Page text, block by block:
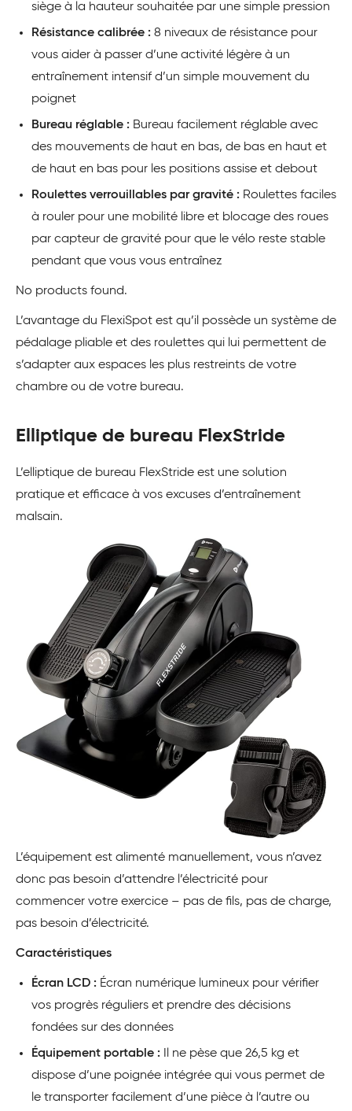
siège à la hauteur souhaitée par une simple pression
Résistance calibrée : 8 niveaux de résistance pour
vous aider à passer d’une activité légère à un
entraînement intensif d’un simple mouvement du
poignet
Bureau réglable : Bureau facilement réglable avec
des mouvements de haut en bas, de bas en haut et
de haut en bas pour les positions assise et debout
Roulettes verrouillables par gravité : Roulettes faciles
à rouler pour une mobilité libre et blocage des roues
par capteur de gravité pour que le vélo reste stable
pendant que vous vous entraînez
No products found.
L’avantage du FlexiSpot est qu’il possède un système de
pédalage pliable et des roulettes qui lui permettent de
s’adapter aux espaces les plus restreints de votre
chambre ou de votre bureau.
Elliptique de bureau FlexStride
L’elliptique de bureau FlexStride est une solution
pratique et efficace à vos excuses d’entraînement
malsain.
L’équipement est alimenté manuellement, vous n’avez
donc pas besoin d’attendre l’électricité pour
commencer votre exercice – pas de fils, pas de charge,
pas besoin d’électricité.
Caractéristiques
Écran LCD : Écran numérique lumineux pour vérifier
vos progrès réguliers et prendre des décisions
fondées sur des données
Équipement portable : Il ne pèse que 26,5 kg et
dispose d’une poignée intégrée qui vous permet de
le transporter facilement d’une pièce à l’autre ou